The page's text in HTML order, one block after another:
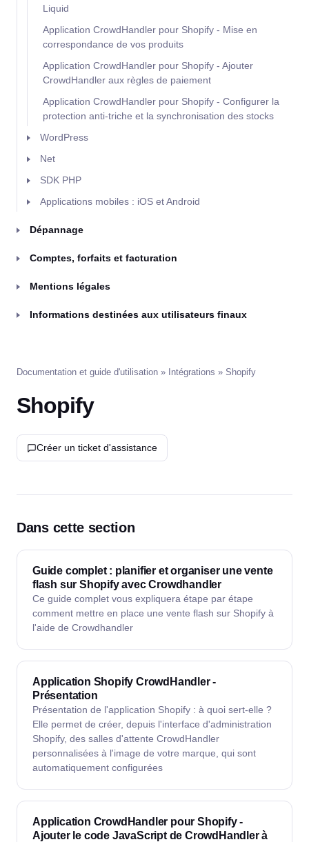
Liquid
Application CrowdHandler pour Shopify - Mise en
correspondance de vos produits
Application CrowdHandler pour Shopify - Ajouter
CrowdHandler aux règles de paiement
Application CrowdHandler pour Shopify - Configurer la
protection anti-triche et la synchronisation des stocks
WordPress
Net
SDK PHP
Applications mobiles : iOS et Android
Dépannage
Comptes, forfaits et facturation
Mentions légales
Informations destinées aux utilisateurs finaux
Documentation et guide d'utilisation » Intégrations » Shopify
Shopify
Créer un ticket d'assistance
Dans cette section
Guide complet : planifier et organiser une vente
flash sur Shopify avec Crowdhandler
Ce guide complet vous expliquera étape par étape
comment mettre en place une vente flash sur Shopify à
l'aide de Crowdhandler
Application Shopify CrowdHandler -
Présentation
Présentation de l'application Shopify : à quoi sert-elle ?
Elle permet de créer, depuis l'interface d'administration
Shopify, des salles d'attente CrowdHandler
personnalisées à l'image de votre marque, qui sont
automatiquement configurées
Application CrowdHandler pour Shopify -
Ajouter le code JavaScript de CrowdHandler à